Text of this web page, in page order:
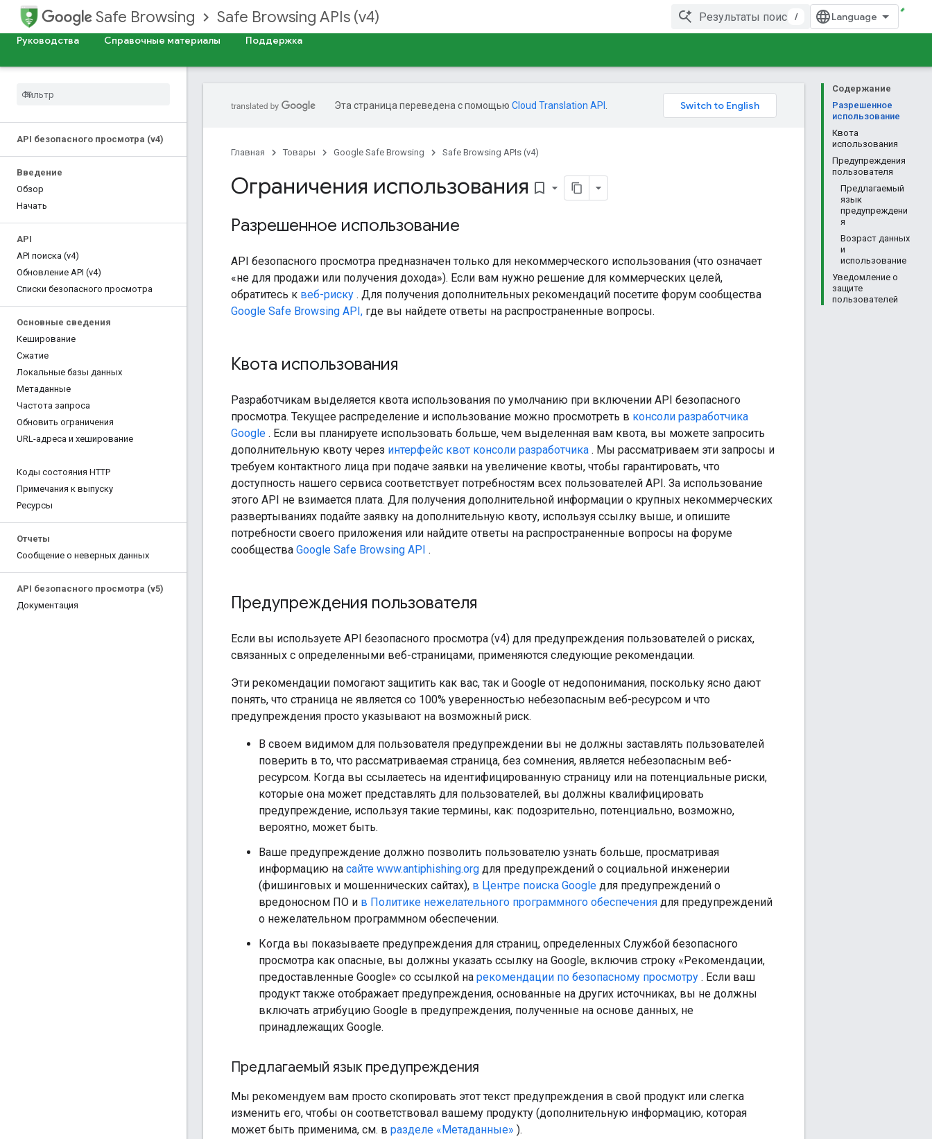
Safe Browsing Safe Browsing APIs (v4)
/
Руководства
Справочные материалы Поддержка
API безопасного просмотра (v4)
Введение
Обзор
Начать
API
API поиска (v4)
Обновление API (v4)
Списки безопасного просмотра
Основные сведения
Кеширование
Сжатие
Локальные базы данных
Метаданные
Частота запроса
Обновить ограничения
URL-адреса и хеширование
Коды состояния HTTP
Примечания к выпуску
Ресурсы
Отчеты
Сообщение о неверных данных
API безопасного просмотра (v5)
Документация
Содержание
Разрешенное
использование
Квота
использования
Предупреждения
пользователя
Предлагаемый
язык
предупреждени
я
Возраст данных
и
использование
Уведомление о
защите
пользователей
Эта страница переведена с помощью Cloud Translation API
Главная Товары Google Safe Browsing Safe Browsing APIs (v4)
Ограничения использования bookmark_border
Разрешенное использование
API безопасного просмотра предназначен только для некоммерческого использования (что означает
«не для продажи или получения дохода»). Если вам нужно решение для коммерческих целей,
обратитесь к веб-риску . Для получения дополнительных рекомендаций посетите форум сообщества
Google Safe Browsing API, где вы найдете ответы на распространенные вопросы.
Квота использования
Разработчикам выделяется квота использования по умолчанию при включении API безопасного
просмотра. Текущее распределение и использование можно просмотреть в консоли разработчика
Google . Если вы планируете использовать больше, чем выделенная вам квота, вы можете запросить
дополнительную квоту через интерфейс квот консоли разработчика . Мы рассматриваем эти запросы и
требуем контактного лица при подаче заявки на увеличение квоты, чтобы гарантировать, что
доступность нашего сервиса соответствует потребностям всех пользователей API. За использование
этого API не взимается плата. Для получения дополнительной информации о крупных некоммерческих
развертываниях подайте заявку на дополнительную квоту, используя ссылку выше, и опишите
потребности своего приложения или найдите ответы на распространенные вопросы на форуме
сообщества Google Safe Browsing API .
Предупреждения пользователя
Если вы используете API безопасного просмотра (v4) для предупреждения пользователей о рисках,
связанных с определенными веб-страницами, применяются следующие рекомендации.
Эти рекомендации помогают защитить как вас, так и Google от недопонимания, поскольку ясно дают
понять, что страница не является со 100% уверенностью небезопасным веб-ресурсом и что
предупреждения просто указывают на возможный риск.
В своем видимом для пользователя предупреждении вы не должны заставлять пользователей
поверить в то, что рассматриваемая страница, без сомнения, является небезопасным веб-
ресурсом. Когда вы ссылаетесь на идентифицированную страницу или на потенциальные риски,
которые она может представлять для пользователей, вы должны квалифицировать
предупреждение, используя такие термины, как: подозрительно, потенциально, возможно,
вероятно, может быть.
Ваше предупреждение должно позволить пользователю узнать больше, просматривая
информацию на сайте www.antiphishing.org для предупреждений о социальной инженерии
(фишинговых и мошеннических сайтах), в Центре поиска Google для предупреждений о
вредоносном ПО и в Политике нежелательного программного обеспечения для предупреждений
о нежелательном программном обеспечении.
Когда вы показываете предупреждения для страниц, определенных Службой безопасного
просмотра как опасные, вы должны указать ссылку на Google, включив строку «Рекомендации,
предоставленные Google» со ссылкой на рекомендации по безопасному просмотру . Если ваш
продукт также отображает предупреждения, основанные на других источниках, вы не должны
включать атрибуцию Google в предупреждения, полученные на основе данных, не
принадлежащих Google.
Предлагаемый язык предупреждения
Мы рекомендуем вам просто скопировать этот текст предупреждения в свой продукт или слегка
изменить его, чтобы он соответствовал вашему продукту (дополнительную информацию, которая
может быть применима, см. в разделе «Метаданные» ).